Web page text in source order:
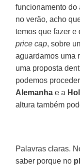
funcionamento do
no verão, acho
temos que fazer e
price cap, sobre
aguardamos uma
uma proposta
podemos
Alemanha e a
altura também
Palavras claras.
saber porque no